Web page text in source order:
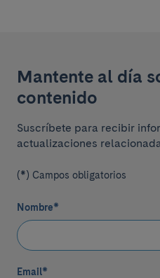
Mantente al día
contenido
Suscríbete para recibir
actualizaciones
(*) Campos obligatorios
Nombre*
Email*